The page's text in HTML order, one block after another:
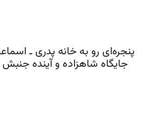
پنجره‌ای رو به خانه پدری ـ